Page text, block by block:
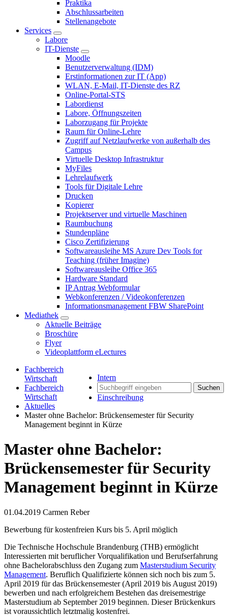
Praktika
Abschlussarbeiten
Stellenangebote
Services
Labore
IT-Dienste
Moodle
Benutzerverwaltung (IDM)
Erstinformationen zur IT (App)
WLAN, E-Mail, IT-Dienste des RZ
Online-Portal-STS
Labordienst
Labore, Öffnungszeiten
Laborzugang für Projekte
Raum für Online-Lehre
Zugriff auf Netzlaufwerke von außerhalb des
Campus
Virtuelle Desktop Infrastruktur
MyFiles
Lehrelaufwerk
Tools für Digitale Lehre
Drucken
Kopierer
Projektserver und virtuelle Maschinen
Raumbuchung
Stundenpläne
Cisco Zertifizierung
Softwareausleihe MS Azure Dev Tools for
Teaching (früher Imagine)
Softwareausleihe Office 365
Hardware Standard
IP Antrag Webformular
Webkonferenzen / Videokonferenzen
Informationsmanagement FBW SharePoint
Mediathek
Aktuelle Beiträge
Broschüre
Flyer
Videoplattform eLectures
Intern
Suchen
Einschreibung
Fachbereich
Wirtschaft
Fachbereich
Wirtschaft
Aktuelles
Master ohne Bachelor: Brückensemester für Security
Management beginnt in Kürze
Master ohne Bachelor:
Brückensemester für Security
Management beginnt in Kürze
01.04.2019 Carmen Reber
Bewerbung für kostenfreien Kurs bis 5. April möglich
Die Technische Hochschule Brandenburg (THB) ermöglicht
Interessierten mit beruflicher Vorqualifikation und Berufserfahrung
ohne Bachelorabschluss den Zugang zum Masterstudium Security
Management. Beruflich Qualifizierte können sich noch bis zum 5.
April 2019 für das Brückensemester (April 2019 bis August 2019)
bewerben und nach erfolgreichem Bestehen das dreisemestrige
Masterstudium ab September 2019 beginnen. Dieser Brückenkurs
ist voraussichtlich letztmalig kostenfrei.